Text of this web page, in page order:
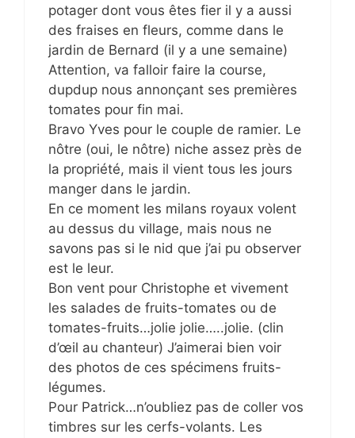
potager dont vous êtes fier il y a aussi
des fraises en fleurs, comme dans le
jardin de Bernard (il y a une semaine)
Attention, va falloir faire la course,
dupdup nous annonçant ses premières
tomates pour fin mai.
Bravo Yves pour le couple de ramier. Le
nôtre (oui, le nôtre) niche assez près de
la propriété, mais il vient tous les jours
manger dans le jardin.
En ce moment les milans royaux volent
au dessus du village, mais nous ne
savons pas si le nid que j’ai pu observer
est le leur.
Bon vent pour Christophe et vivement
les salades de fruits-tomates ou de
tomates-fruits…jolie jolie…..jolie. (clin
d’œil au chanteur) J’aimerai bien voir
des photos de ces spécimens fruits-
légumes.
Pour Patrick…n’oubliez pas de coller vos
timbres sur les cerfs-volants. Les